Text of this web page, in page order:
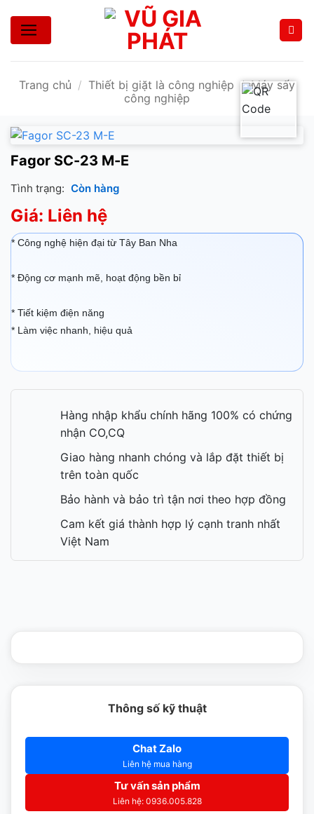
nội
Trang chủ / Thiết bị giặt là công nghiệp / Máy sấy
công nghiệp
Fagor SC-23 M-E
Tình trạng: Còn hàng
Giá: Liên hệ
* Công nghệ hiện đại từ Tây Ban Nha
* Động cơ mạnh mẽ, hoạt động bền bỉ
* Tiết kiệm điện năng
* Làm việc nhanh, hiệu quả
Hàng nhập khẩu chính hãng 100% có chứng
nhận CO,CQ
Giao hàng nhanh chóng và lắp đặt thiết bị
trên toàn quốc
Bảo hành và bảo trì tận nơi theo hợp đồng
Cam kết giá thành hợp lý cạnh tranh nhất
Việt Nam
Thông số kỹ thuật
Chat Zalo
Liên hệ mua hàng
Tư vấn sản phẩm
Liên hệ: 0936.005.828